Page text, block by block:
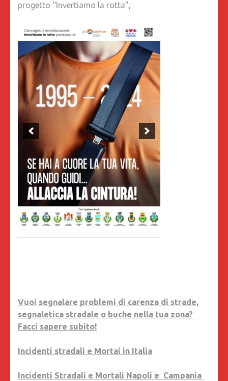
progetto “Invertiamo la rotta”,
Vuoi segnalare problemi di carenza di strade,
segnaletica stradale o buche nella tua zona?
Facci sapere subito!
Incidenti stradali e Mortai in Italia
Incidenti Stradali e Mortali Napoli e Campania